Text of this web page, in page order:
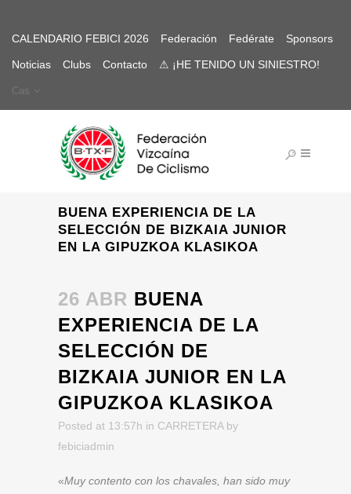
CALENDARIO FEBICI 2026 Federación Fedérate Sponsors
Noticias Clubs Contacto ⚠ ¡HE TENIDO UN SINIESTRO!
Cas
BUENA EXPERIENCIA DE LA
SELECCIÓN DE BIZKAIA JUNIOR
EN LA GIPUZKOA KLASIKOA
26 ABR BUENA
EXPERIENCIA DE LA
SELECCIÓN DE
BIZKAIA JUNIOR EN LA
GIPUZKOA KLASIKOA
Posted at 13:57h in CARRETERA by
febiciadmin
«Muy contento con los chavales, han sido muy